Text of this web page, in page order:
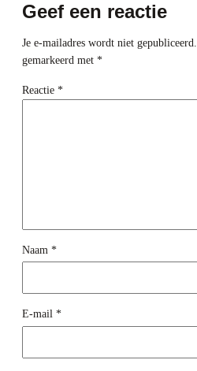
Geef een reactie
Je e-mailadres wordt niet gepubliceerd.
gemarkeerd met *
Reactie *
Naam *
E-mail *